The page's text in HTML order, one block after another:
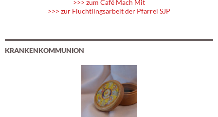
>>> zum Café Mach Mit
>>> zur Flüchtlingsarbeit der Pfarrei SJP
KRANKENKOMMUNION